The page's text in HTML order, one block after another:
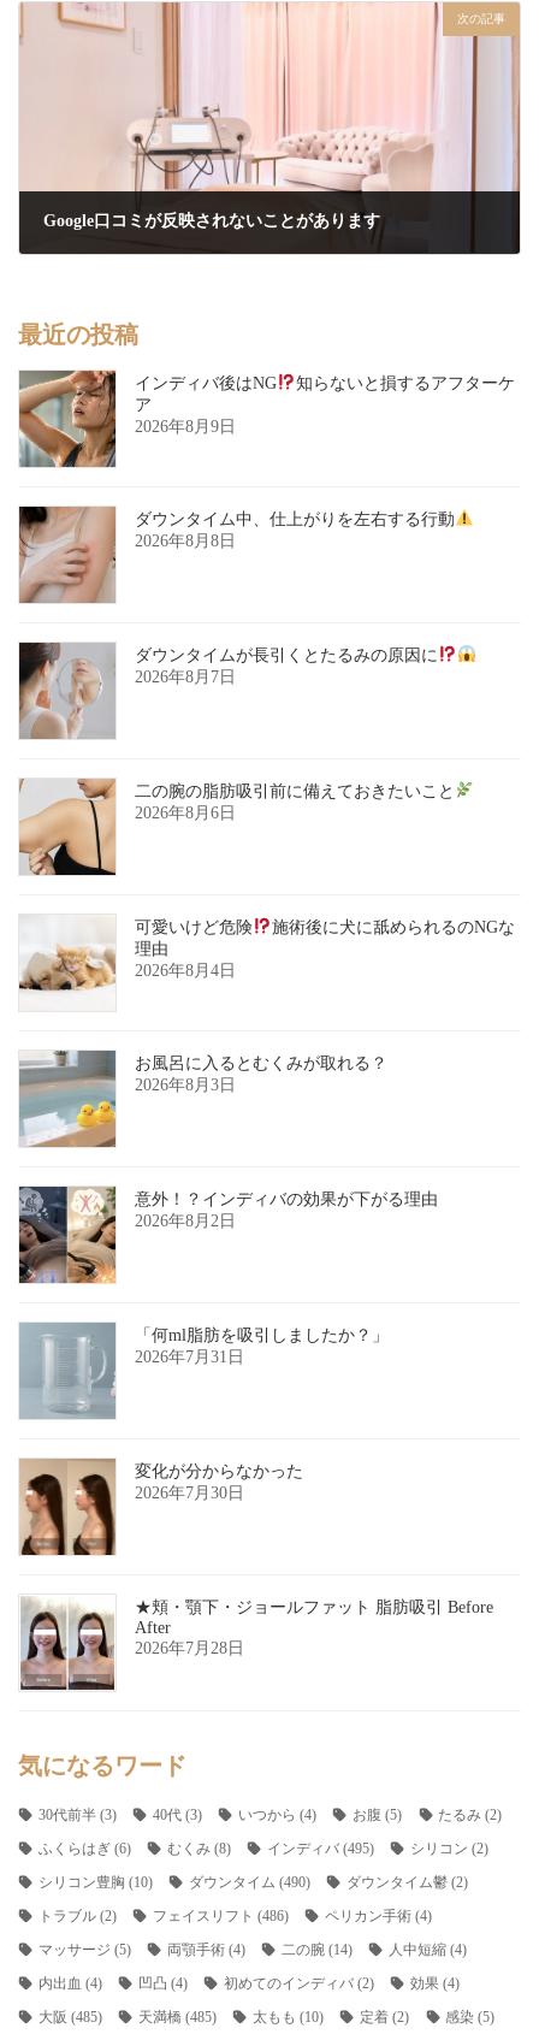
次の記事
Google口コミが反映されないことがあります
最近の投稿
インディバ後はNG
知らないと損するアフターケ
ア
2026年8月9日
ダウンタイム中、仕上がりを左右する行動
2026年8月8日
ダウンタイムが長引くとたるみの原因に
2026年8月7日
二の腕の脂肪吸引前に備えておきたいこと
2026年8月6日
可愛いけど危険
施術後に犬に舐められるのNGな
理由
2026年8月4日
お風呂に入るとむくみが取れる？
2026年8月3日
意外！？インディバの効果が下がる理由
2026年8月2日
「何ml脂肪を吸引しましたか？」
2026年7月31日
変化が分からなかった
2026年7月30日
★頬・顎下・ジョールファット 脂肪吸引 Before
After
2026年7月28日
気になるワード
30代前半(3) 40代(3) いつから (4) お腹 (5) たるみ (2)
ふくらはぎ(6) むくみ(8) インディバ (495) シリコン (2)
シリコン豊胸 (10) ダウンタイム (490) ダウンタイム鬱 (2)
トラブル(2) フェイスリフト (486) ペリカン手術 (4)
マッサージ (5) 両顎手術(4) 二の腕 (14) 人中短縮 (4)
内出血 (4) 凹凸 (4) 初めてのインディバ (2) 効果 (4)
大阪 (485) 天満橋(485) 太もも (10) 定着 (2) 感染 (5)